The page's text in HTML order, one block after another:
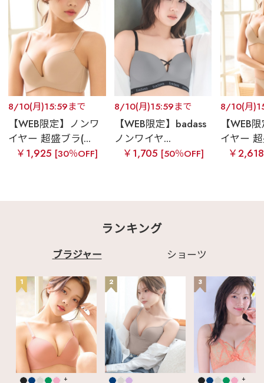
8/10(月)15:59まで
【WEB限定】ノンワ
イヤー 超盛ブラ(...
￥1,925 [30％OFF]
8/10(月)15:59まで
【WEB限定】badass
ノンワイヤ...
￥1,705 [50％OFF]
8/10(月
【WEB
イヤー
￥
ランキング
ブラジャー ショーツ
1
+
2 3
+